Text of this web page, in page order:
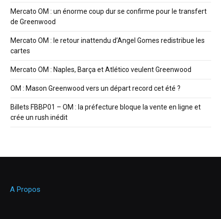
Mercato OM : un énorme coup dur se confirme pour le transfert
de Greenwood
Mercato OM : le retour inattendu d’Angel Gomes redistribue les
cartes
Mercato OM : Naples, Barça et Atlético veulent Greenwood
OM : Mason Greenwood vers un départ record cet été ?
Billets FBBP01 – OM : la préfecture bloque la vente en ligne et
crée un rush inédit
A Propos